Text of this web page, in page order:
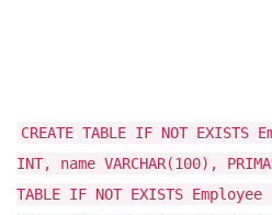
CREATE TABLE IF NOT
INT, name VARCHAR(100),
TABLE IF NOT EXISTS